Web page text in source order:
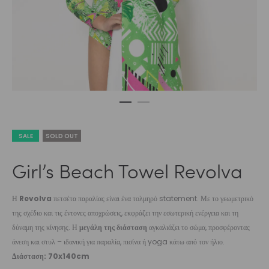
SALE SOLD OUT
Girl’s Beach Towel Revolva
Η Revolva πετσέτα παραλίας είναι ένα τολμηρό statement. Με το γεωμετρικό
της σχέδιο και τις έντονες αποχρώσεις, εκφράζει την εσωτερική ενέργεια και τη
δύναμη της κίνησης. Η μεγάλη της διάσταση αγκαλιάζει το σώμα, προσφέροντας
άνεση και στυλ – ιδανική για παραλία, πισίνα ή yoga κάτω από τον ήλιο.
Διάσταση: 70x140cm